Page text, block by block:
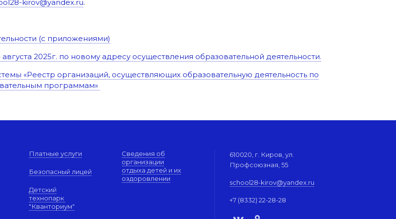
kirov@yandex.ru.
(с приложениями)
2025г. по новому адресу осуществления образовательной деятельности.
«Реестр организаций, осуществляющих образовательную деятельность по
программам»
Платные услуги
Безопасный лицей
Детский
технопарк
"Кванториум"
Сведения об
организации
отдыха детей и их
оздоровлении
610020, г. Киров, ул.
Профсоюзная, 55
school28-kirov@yandex.ru
+7 (8332) 22-28-28